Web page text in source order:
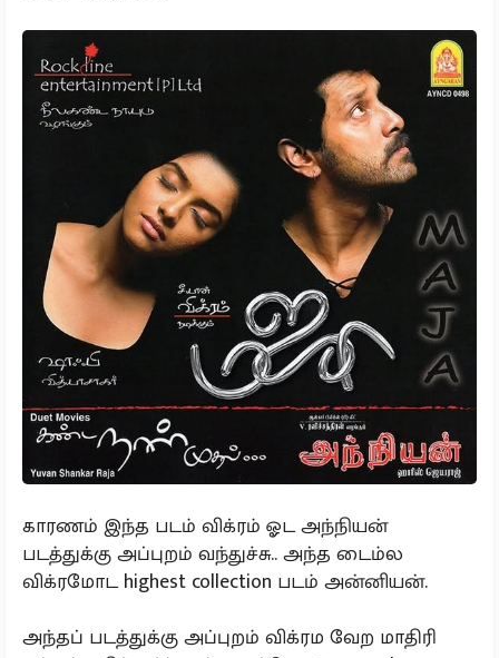
காரணம் இந்த படம் விக்ரம் ஓட அந்நியன்
படத்துக்கு அப்புறம் வந்துச்சு.. அந்த டைம்ல
விக்ரமோட highest collection படம் அன்னியன்.
அந்தப் படத்துக்கு அப்புறம் விக்ரம வேற மாதிரி